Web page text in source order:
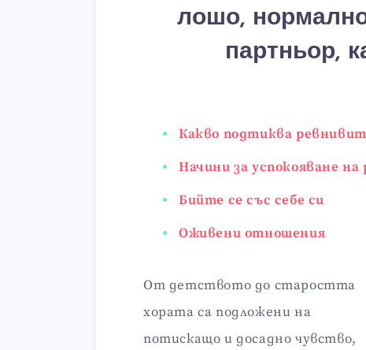
лошо,
партньор,
Какво подтиква
Начини за успокояване
Бийте се със себе си
Оживени отношения
От детството до старостта
хората са подложени на
потискащо и досадно чувство,